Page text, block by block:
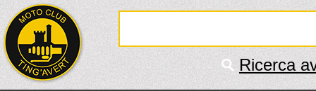
Ricerca